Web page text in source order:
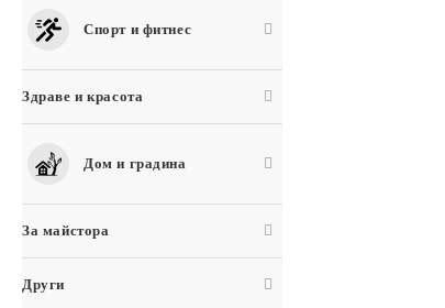
Спорт и фитнес
Здраве и красота
Дом и градина
За майстора
Други